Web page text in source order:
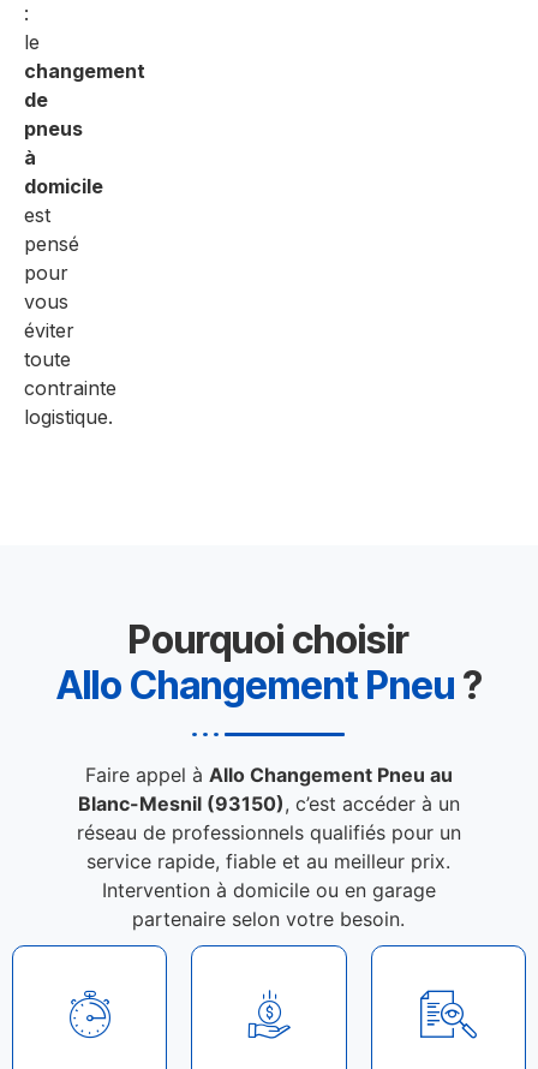
:
le
changement
de
pneus
à
domicile
est
pensé
pour
vous
éviter
toute
contrainte
logistique.
Pourquoi choisir
Allo Changement Pneu ?
Faire appel à Allo Changement Pneu au
Blanc-Mesnil (93150), c’est accéder à un
réseau de professionnels qualifiés pour un
service rapide, fiable et au meilleur prix.
Intervention à domicile ou en garage
partenaire selon votre besoin.